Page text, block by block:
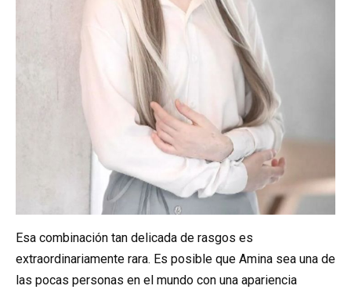
Esa combinación tan delicada de rasgos es
extraordinariamente rara. Es posible que Amina sea una de
las pocas personas en el mundo con una apariencia